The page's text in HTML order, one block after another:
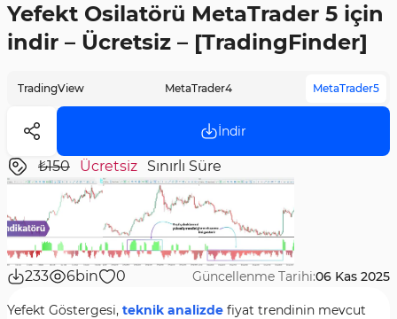
Yefekt Osilatörü MetaTrader 5 için
indir – Ücretsiz – [TradingFinder]
TradingView MetaTrader4 MetaTrader5
İndir
₺150 Ücretsiz Sınırlı Süre
233 6bin 0 Güncellenme Tarihi:06 Kas 2025
Yefekt Göstergesi, teknik analizde fiyat trendinin mevcut